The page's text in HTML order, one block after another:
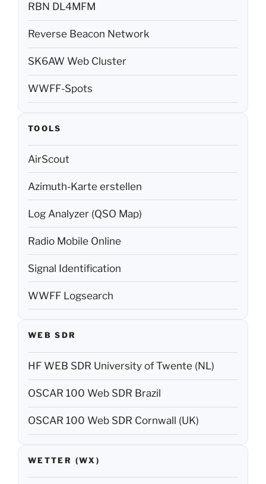
RBN DL4MFM
Reverse Beacon Network
SK6AW Web Cluster
WWFF-Spots
TOOLS
AirScout
Azimuth-Karte erstellen
Log Analyzer (QSO Map)
Radio Mobile Online
Signal Identification
WWFF Logsearch
WEB SDR
HF WEB SDR University of Twente (NL)
OSCAR 100 Web SDR Brazil
OSCAR 100 Web SDR Cornwall (UK)
WETTER (WX)